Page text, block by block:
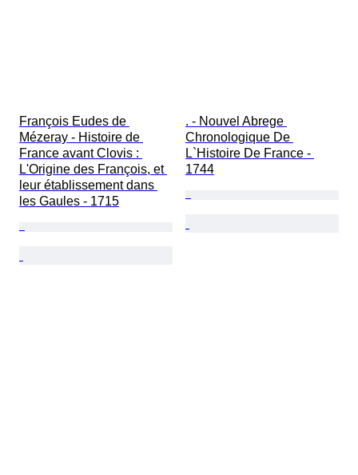
François Eudes de
Mézeray - Histoire de
France avant Clovis :
L'Origine des François, et
leur établissement dans
les Gaules - 1715
. - Nouvel Abrege
Chronologique De
L`Histoire De France -
1744